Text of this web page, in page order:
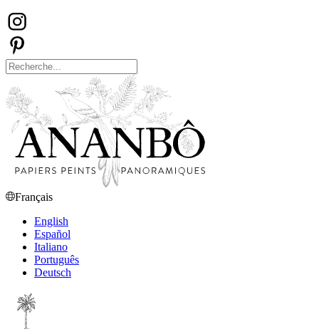
Français
English
Español
Italiano
Português
Deutsch